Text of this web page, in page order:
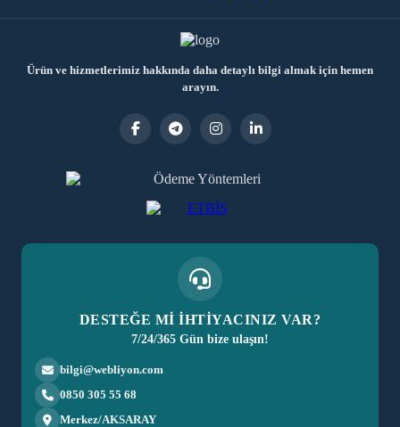
Ürün ve hizmetlerimiz hakkında daha detaylı bilgi almak için hemen
arayın.
DESTEĞE Mİ İHTİYACINIZ VAR?
7/24/365 Gün bize ulaşın!
bilgi@webliyon.com
0850 305 55 68
Merkez/AKSARAY